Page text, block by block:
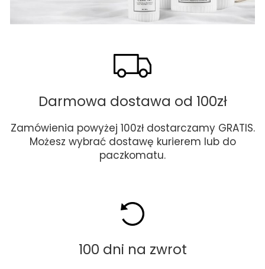
Darmowa dostawa od 100zł
Zamówienia powyżej 100zł dostarczamy GRATIS.
Możesz wybrać dostawę kurierem lub do
paczkomatu.
100 dni na zwrot